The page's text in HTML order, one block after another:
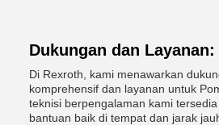
Dukungan dan Layanan:
Di Rexroth, kami menawarkan
komprehensif dan layanan untuk
teknisi berpengalaman kami
bantuan baik di tempat dan jarak